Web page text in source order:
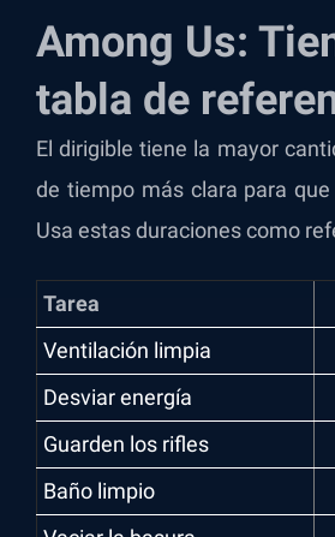
Among Us:
tabla de
El dirigible tiene la mayor
de tiempo más clara para
Usa estas duraciones como
Tarea
Ventilación limpia
Desviar energía
Guarden los rifles
Baño limpio